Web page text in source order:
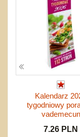
Kalendarz
tygodniowy
vademecun
7.26 PLN